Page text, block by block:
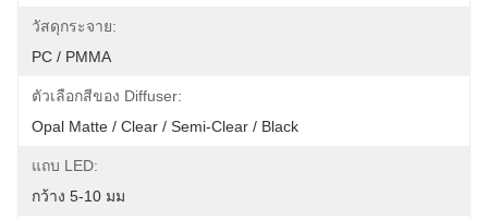
วัสดุกระจาย:
PC / PMMA
ตัวเลือกสีของ Diffuser:
Opal Matte / Clear / Semi-Clear / Black
แถบ LED:
กว้าง 5-10 มม